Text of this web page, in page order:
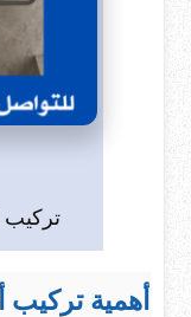
تركيب
أهمية